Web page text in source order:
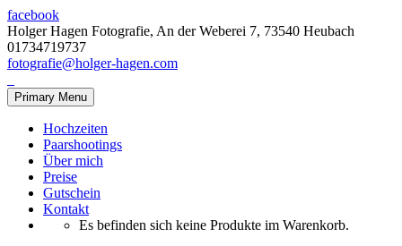
facebook
Holger Hagen Fotografie, An der Weberei 7, 73540 Heubach
01734719737
fotografie@holger-hagen.com
Primary Menu
Hochzeiten
Paarshootings
Über mich
Preise
Gutschein
Kontakt
Es befinden sich keine Produkte im Warenkorb.